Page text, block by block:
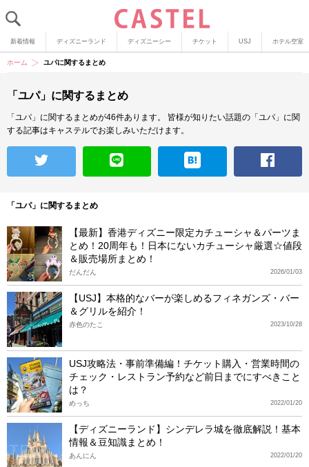
新着情報 ディズニーランド ディズニーシー チケット USJ ホテル空室
ホーム ユパに関するまとめ
「ユパ」に関するまとめ
「ユパ」に関するまとめが46件あります。
皆様が知りたい話題の「ユパ」に関
する記事はキャステルでお楽しみいただけます。
「ユパ」に関するまとめ
【最新】香港ディズニー限定カチューシャ＆パーツま
とめ！20周年も！日本にないカチューシャ厳選☆値段
＆販売場所まとめ！
2026/01/03
だんだん
【USJ】本格的なバーが楽しめるフィネガンズ・バー
＆グリルを紹介！
2023/10/28
赤色のたこ
USJ攻略法・事前準備編！チケット購入・営業時間の
チェック・レストラン予約など前日までにすべきこと
は？
2022/01/20
めっち
【ディズニーランド】シンデレラ城を徹底解説！基本
情報＆豆知識まとめ！
2022/01/20
あんにん